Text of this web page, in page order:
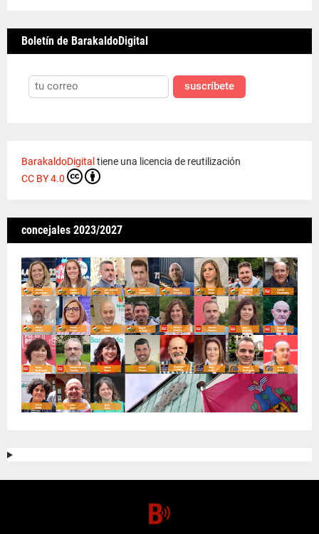
Boletín de BarakaldoDigital
suscríbete
BarakaldoDigital tiene una licencia de reutilización
CC BY 4.0
concejales 2023/2027